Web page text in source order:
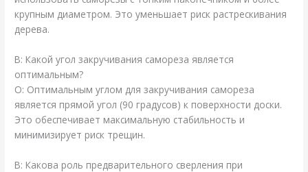
крупным диаметром. Это уменьшает риск растрескивания
дерева.
В: Какой угол закручивания самореза является
оптимальным?
О: Оптимальным углом для закручивания самореза
является прямой угол (90 градусов) к поверхности доски.
Это обеспечивает максимальную стабильность и
минимизирует риск трещин.
В: Какова роль предварительного сверления при